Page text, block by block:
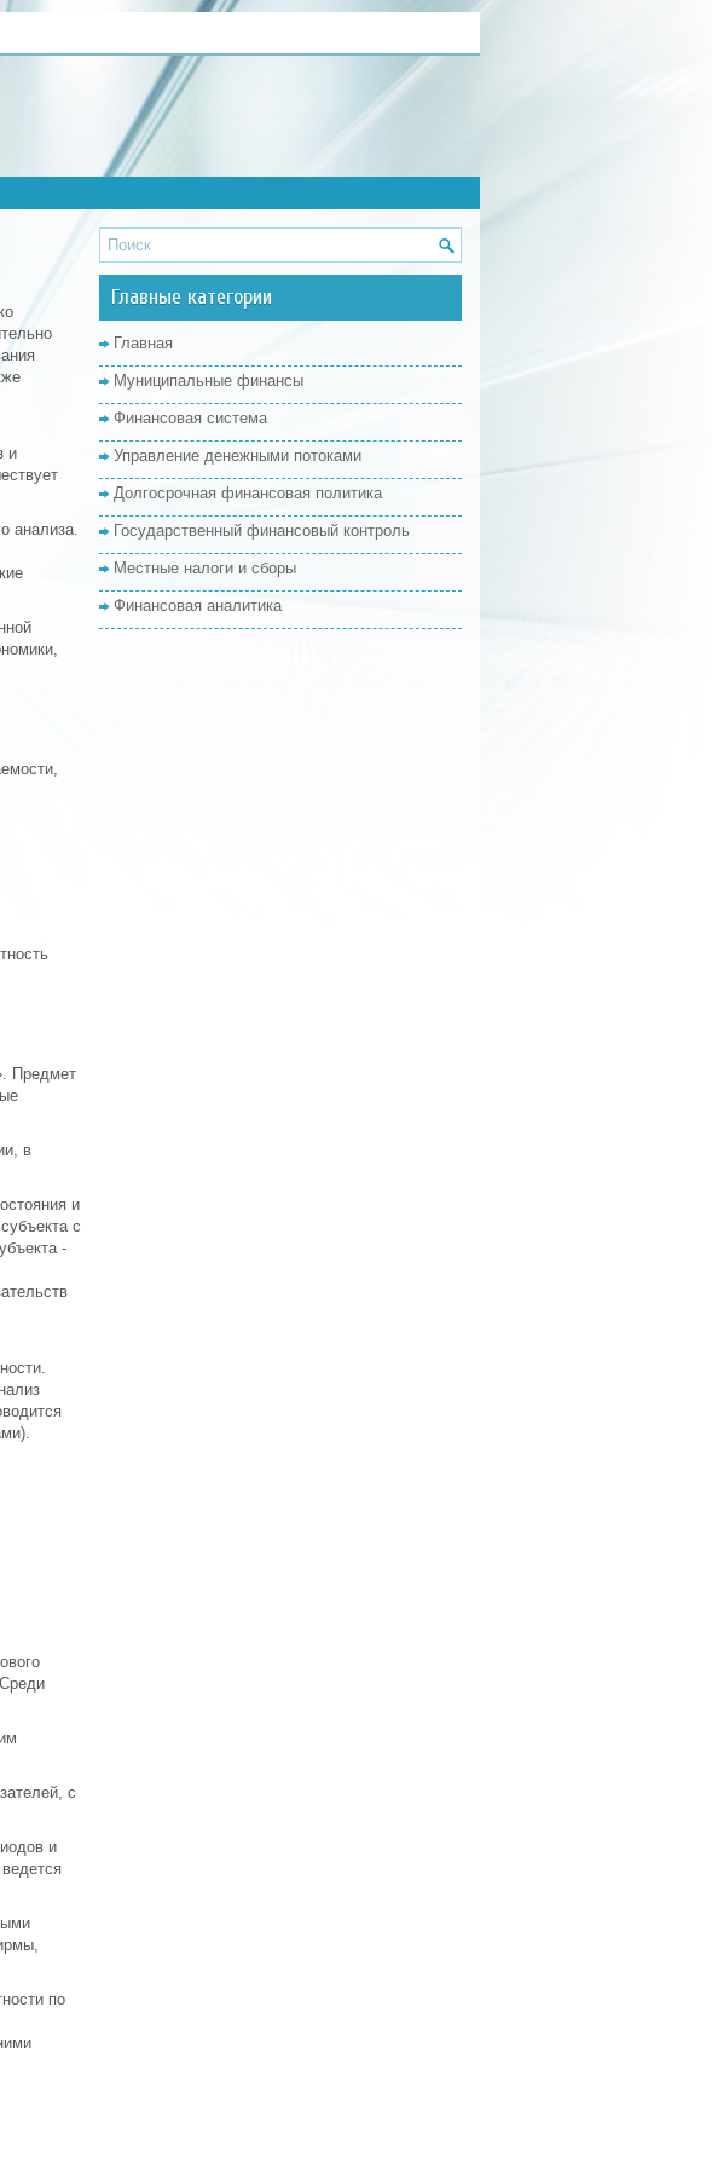
и
анализа.
Предмет
в
и
с
-
с
и
по
Главные категории
Главная
Муниципальные финансы
Финансовая система
Управление денежными потоками
Долгосрочная финансовая политика
Государственный финансовый контроль
Местные налоги и сборы
Финансовая аналитика